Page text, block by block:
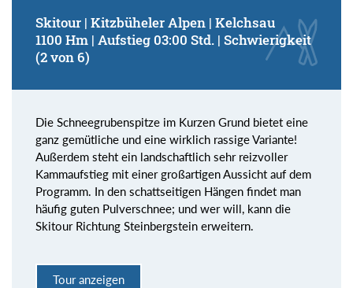
Skitour | Kitzbüheler Alpen | Kelchsau
1100 Hm | Aufstieg 03:00 Std. | Schwierigkeit
(2 von 6)
Die Schneegrubenspitze im Kurzen Grund bietet eine
ganz gemütliche und eine wirklich rassige Variante!
Außerdem steht ein landschaftlich sehr reizvoller
Kammaufstieg mit einer großartigen Aussicht auf dem
Programm. In den schattseitigen Hängen findet man
häufig guten Pulverschnee; und wer will, kann die
Skitour Richtung Steinbergstein erweitern.
Tour anzeigen